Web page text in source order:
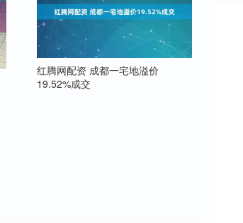
红腾网配资 成都一宅地溢价
19.52%成交